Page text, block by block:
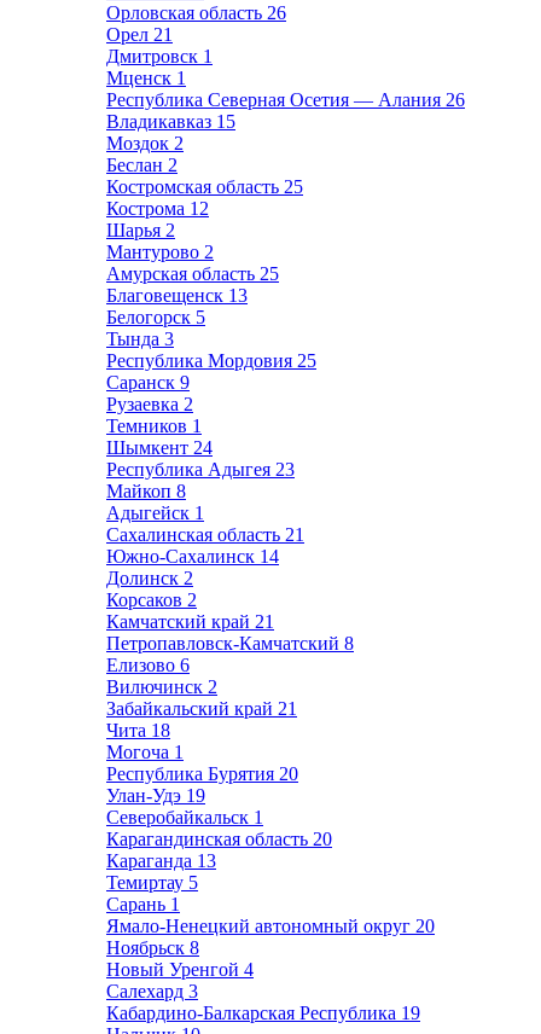
Орловская область 26
Орел 21
Дмитровск 1
Мценск 1
Республика Северная Осетия — Алания 26
Владикавказ 15
Моздок 2
Беслан 2
Костромская область 25
Кострома 12
Шарья 2
Мантурово 2
Амурская область 25
Благовещенск 13
Белогорск 5
Тында 3
Республика Мордовия 25
Саранск 9
Рузаевка 2
Темников 1
Шымкент 24
Республика Адыгея 23
Майкоп 8
Адыгейск 1
Сахалинская область 21
Южно-Сахалинск 14
Долинск 2
Корсаков 2
Камчатский край 21
Петропавловск-Камчатский 8
Елизово 6
Вилючинск 2
Забайкальский край 21
Чита 18
Могоча 1
Республика Бурятия 20
Улан-Удэ 19
Северобайкальск 1
Карагандинская область 20
Караганда 13
Темиртау 5
Сарань 1
Ямало-Ненецкий автономный округ 20
Ноябрьск 8
Новый Уренгой 4
Салехард 3
Кабардино-Балкарская Республика 19